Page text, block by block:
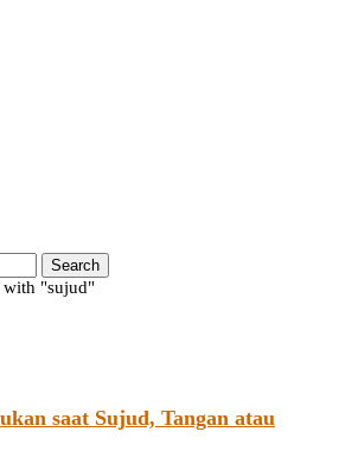
Search
with "sujud"
saat Sujud, Tangan atau